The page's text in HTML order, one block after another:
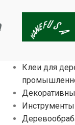
Клеи для